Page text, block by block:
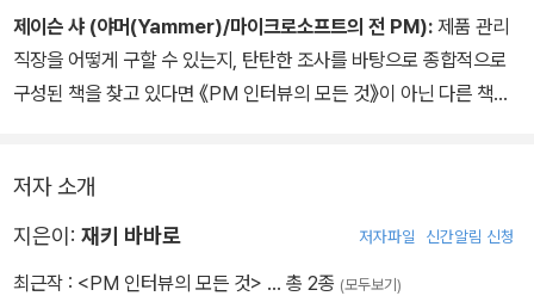
알려주는 것이 아니다. PM이 된 뒤에 어떻게 해야 뛰어난 PM이 될
수 있는지까지 적나라하게 설명하고 있다. 이 책에는 제품 관리자로
경력을 굳건히 하기 위한 일종의 로드맵이 제시되어 있다.
제이슨 샤 (야머(Yammer)/마이크로소프트의 전 PM): 제품 관리
직장을 어떻게 구할 수 있는지, 탄탄한 조사를 바탕으로 종합적으로
구성된 책을 찾고 있다면 《PM 인터뷰의 모든 것》이 아닌 다른 책에
에 이 책만큼 도움이 되는 리소스는 찾아보기 힘들다.
저자 소개
지은이: 재키 바바로 저자파일 신간알림 신청
최근작 : <PM 인터뷰의 모든 것> … 총 2종 (모두보기)